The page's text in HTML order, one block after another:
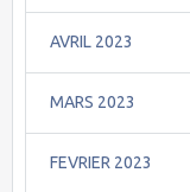
AVRIL 2023
MARS 2023
FEVRIER 2023